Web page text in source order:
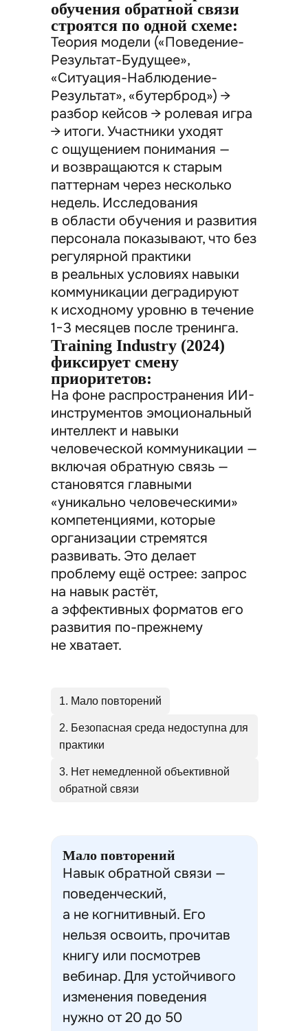
обучения обратной связи
строятся по одной схеме:
Теория модели («Поведение-
Результат-Будущее»,
«Ситуация-Наблюдение-
Результат», «бутерброд») →
разбор кейсов → ролевая игра
→ итоги. Участники уходят
с ощущением понимания —
и возвращаются к старым
паттернам через несколько
недель. Исследования
в области обучения и развития
персонала показывают, что без
регулярной практики
в реальных условиях навыки
коммуникации деградируют
к исходному уровню в течение
1−3 месяцев после тренинга.
Training Industry (2024)
фиксирует смену
приоритетов:
На фоне распространения ИИ-
инструментов эмоциональный
интеллект и навыки
человеческой коммуникации —
включая обратную связь —
становятся главными
«уникально человеческими»
компетенциями, которые
организации стремятся
развивать. Это делает
проблему ещё острее: запрос
на навык растёт,
а эффективных форматов его
развития по-прежнему
не хватает.
1. Мало повторений
2. Безопасная среда недоступна для
практики
3. Нет немедленной объективной
обратной связи
Мало повторений
Навык обратной связи —
поведенческий,
а не когнитивный. Его
нельзя освоить, прочитав
книгу или посмотрев
вебинар. Для устойчивого
изменения поведения
нужно от 20 до 50